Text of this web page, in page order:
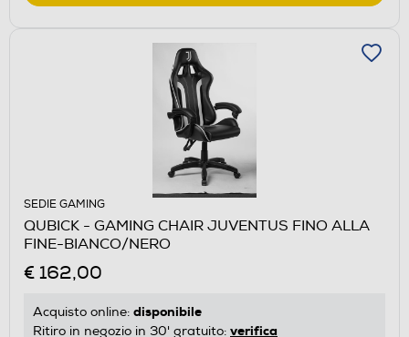
SEDIE GAMING
QUBICK - GAMING CHAIR JUVENTUS FINO ALLA
FINE-BIANCO/NERO
€ 162,00
Acquisto online: disponibile
Ritiro in negozio in 30' gratuito: verifica